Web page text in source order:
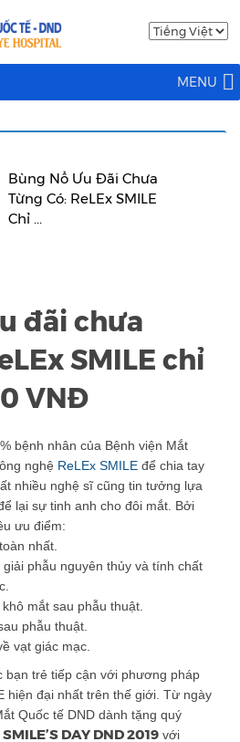
MENU
Bùng Nổ Ưu Đãi Chưa
Từng Có: ReLEx SMILE
Chỉ ...
đãi chưa
SMILE chỉ
VNĐ
bệnh nhân của Bệnh viện Mắt
nghệ ReLEx SMILE để chia tay
nhiều nghệ sĩ cũng tin tưởng lựa
lại sự tinh anh cho đôi mắt. Bởi
ưu điểm:
nhất.
phẫu nguyên thủy và tính chất
mắt sau phẫu thuật.
phẫu thuật.
vạt giác mạc.
bạn trẻ tiếp cận với phương pháp
hiện đại nhất trên thế giới. Từ ngày
Quốc tế DND dành tặng quý
SMILE’S DAY DND 2019 với